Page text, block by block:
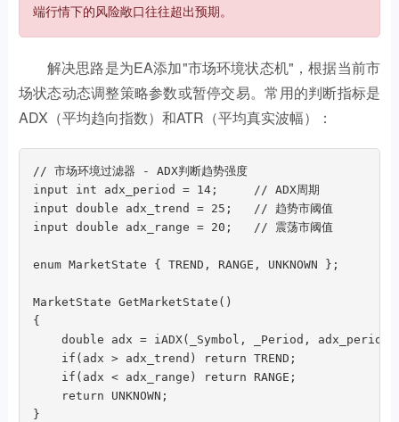
端行情下的风险敞口往往超出预期。
解决思路是为EA添加"市场环境状态机"，根据当前市
场状态动态调整策略参数或暂停交易。常用的判断指标是
ADX（平均趋向指数）和ATR（平均真实波幅）：
// 市场环境过滤器 - ADX判断趋势强度
input int adx_period = 14;     // ADX周期
input double adx_trend = 25;   // 趋势市阈值
input double adx_range = 20;   // 震荡市阈值
enum MarketState { TREND, RANGE, UNKNOWN };
MarketState GetMarketState()
{
double adx = iADX(_Symbol, _Period,
    if(adx > adx_trend) return TREND;
    if(adx < adx_range) return RANGE;
    return UNKNOWN;
}